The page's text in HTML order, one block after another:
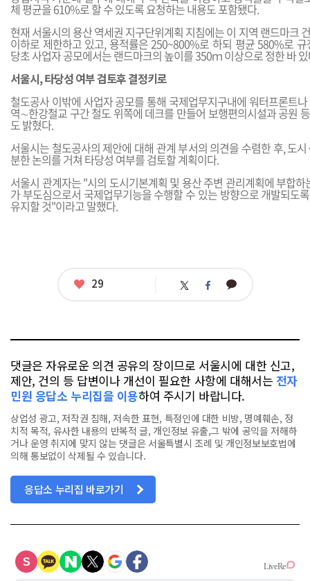
체 평균을 610%로 할 수 있도록 요청하는 내용도 포함됐다.
현재 서울시의 용산 역세권 지구단위계획 지침에는 이 지역 랜드마크
이하로 제한하고 있고, 용적률은 250~800%로 하되 평균 580%로
당초 사업자 공모에서는 랜드마크의 높이를 350ｍ 이상으로 정한 바
서울시, 타당성 여부 검토후 결정키로
철도공사 이밖에 사업자 공모를 통해 국제업무지구내에 워터프론트
역∼한강철교 구간 철도 위쪽에 데크를 만들어 보행편의시설과 공원
도 밝혔다.
서울시는 철도공사의 제안에 대해 관계 부서의 의견을 수렴한 후, 도
분한 논의를 거쳐 타당성 여부를 검토할 계획이다.
서울시 관계자는 "시의 도시기본계획 및 용산 주변 관리계획에 부합
가 부도심으로서 국제업무기능을 수행할 수 있는 방향으로 개발되도
유지할 것"이라고 말했다.
좋
29 트 페 카
댓글은 자유로운 의견 공유의 장이므로 서울시에 대한 신고,
제안, 건의 등 답변이나 개선이 필요한 사항에 대해서는 전자
민원 응답소 누리집을 이용하여 주시기 바랍니다.
상업성 광고, 저작권 침해, 저속한 표현, 특정인에 대한 비방, 명예훼손, 정
치적 목적, 유사한 내용의 반복적 글, 개인정보 유출,그 밖에 공익을 저해하
거나 운영 취지에 맞지 않는 댓글은 서울특별시 조례 및 개인정보보호법에
의해 통보없이 삭제될 수 있습니다.
응답소 누리집 바로가기